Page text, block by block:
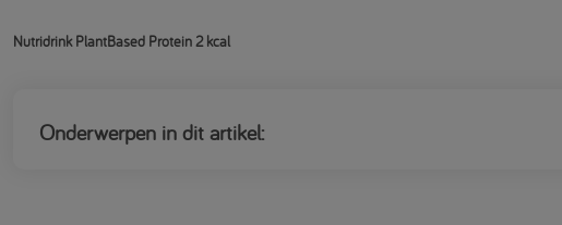
Nutridrink PlantBased Protein 2 kcal
Onderwerpen in dit artikel: